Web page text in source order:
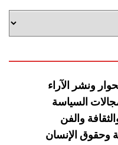
ونشر الآراء
السياسة
والفن
وحقوق الإنسان